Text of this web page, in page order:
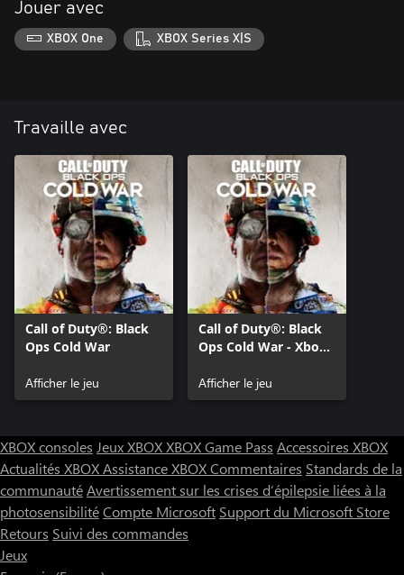
Jouer avec
XBOX One XBOX Series X|S
Travaille avec
Call of Duty®: Black
Ops Cold War
Afficher le jeu
Call of Duty®: Black
Ops Cold War - Xbox
Afficher le jeu
XBOX consoles Jeux XBOXXBOX Game Pass Accessoires XBOX
Actualités XBOXAssistance XBOXCommentaires Standards de la
communautéAvertissement sur les crises d’épilepsie liées à la
photosensibilitéCompte Microsoft Support du Microsoft Store
Retours Suivi des commandes
Jeux